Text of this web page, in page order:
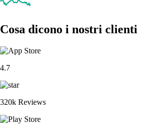
Cosa dicono i nostri clienti
4.7
320k Reviews